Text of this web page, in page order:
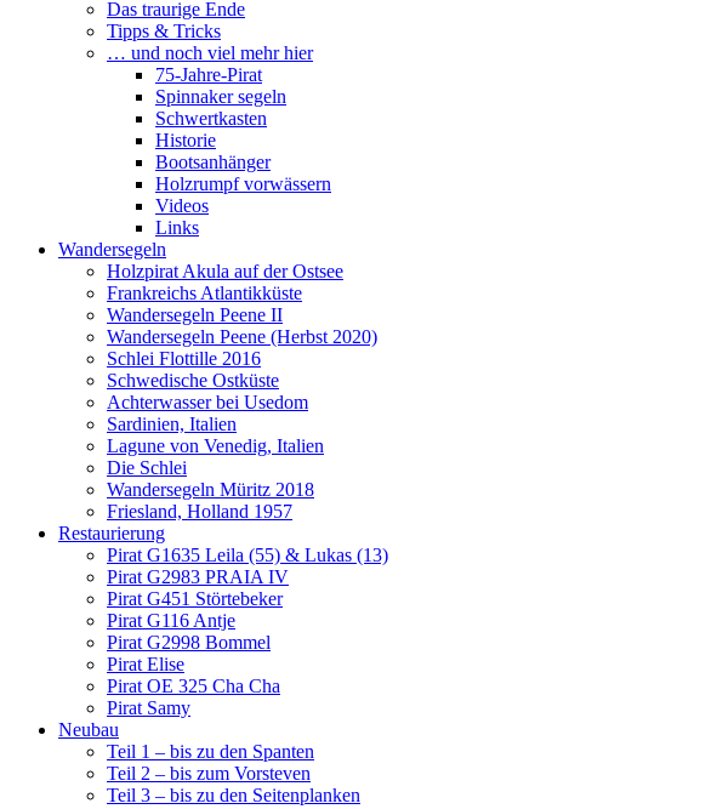
Das traurige Ende
Tipps & Tricks
… und noch viel mehr hier
75-Jahre-Pirat
Spinnaker segeln
Schwertkasten
Historie
Bootsanhänger
Holzrumpf vorwässern
Videos
Links
Wandersegeln
Holzpirat Akula auf der Ostsee
Frankreichs Atlantikküste
Wandersegeln Peene II
Wandersegeln Peene (Herbst 2020)
Schlei Flottille 2016
Schwedische Ostküste
Achterwasser bei Usedom
Sardinien, Italien
Lagune von Venedig, Italien
Die Schlei
Wandersegeln Müritz 2018
Friesland, Holland 1957
Restaurierung
Pirat G1635 Leila (55) & Lukas (13)
Pirat G2983 PRAIA IV
Pirat G451 Störtebeker
Pirat G116 Antje
Pirat G2998 Bommel
Pirat Elise
Pirat OE 325 Cha Cha
Pirat Samy
Neubau
Teil 1 – bis zu den Spanten
Teil 2 – bis zum Vorsteven
Teil 3 – bis zu den Seitenplanken